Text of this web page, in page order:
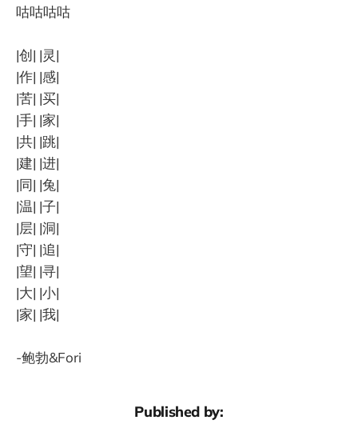
咕咕咕咕
|创| |灵|
|作| |感|
|苦| |买|
|手| |家|
|共| |跳|
|建| |进|
|同| |兔|
|温| |子|
|层| |洞|
|守| |追|
|望| |寻|
|大| |小|
|家| |我|
-鲍勃&Fori
Published by: